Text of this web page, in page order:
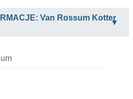
Van Rossum Kotter